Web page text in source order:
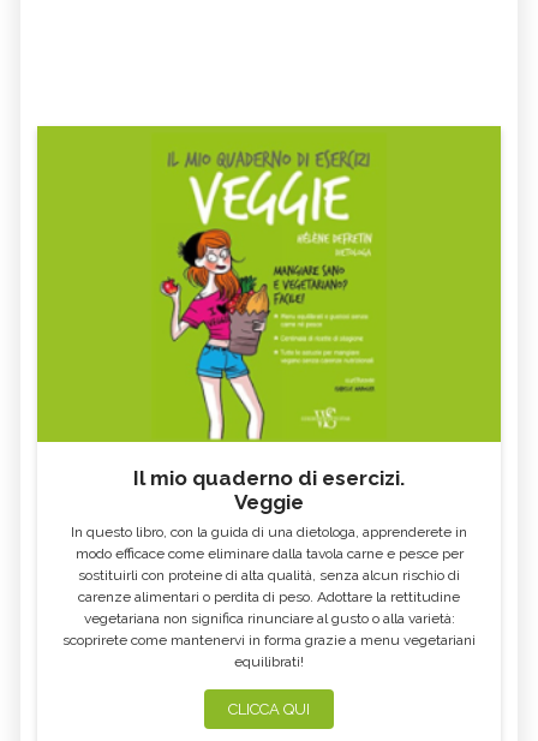
Il mio quaderno di esercizi.
Veggie
In questo libro, con la guida di una dietologa, apprenderete in
modo efficace come eliminare dalla tavola carne e pesce per
sostituirli con proteine di alta qualità, senza alcun rischio di
carenze alimentari o perdita di peso. Adottare la rettitudine
vegetariana non significa rinunciare al gusto o alla varietà:
scoprirete come mantenervi in forma grazie a menu vegetariani
equilibrati!
CLICCA QUI